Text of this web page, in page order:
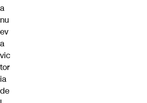
a
nu
ev
a
vic
tor
ia
de